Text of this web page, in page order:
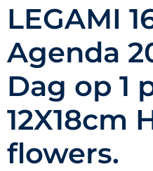
LEGAMI
Agenda
Dag op 1
12X18cm
flowers.